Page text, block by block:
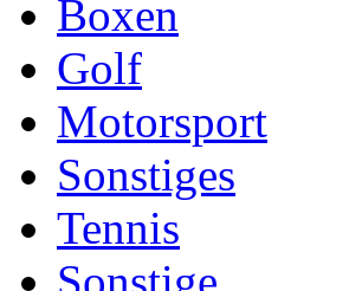
Boxen
Golf
Motorsport
Sonstiges
Tennis
Sonstige